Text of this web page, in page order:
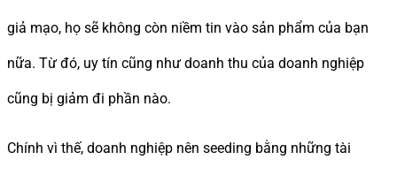
giả mạo, họ sẽ không còn niềm tin vào sản phẩm của bạn
nữa. Từ đó, uy tín cũng như doanh thu của doanh nghiệp
cũng bị giảm đi phần nào.
Chính vì thế, doanh nghiệp nên seeding bằng những tài